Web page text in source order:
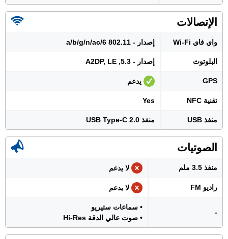
الإتصالات
واي فاي Wi-Fi إصدار - 802.11 a/b/g/n/ac/6
البلوتوث إصدار - 5.3, A2DP, LE
GPS يدعم
تقنية NFC Yes
منفذ USB منفذ USB Type-C 2.0
الصوتيات
منفذ 3.5 ملم لا يدعم
راديو FM لا يدعم
-
• سماعات ستيريو
• صوت عالي الدقة Hi-Res